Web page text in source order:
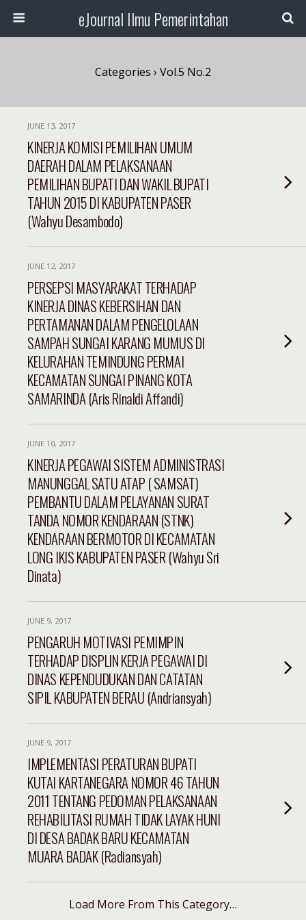
eJournal Ilmu Pemerintahan
Categories › Vol.5 No.2
JUNE 13, 2017
KINERJA KOMISI PEMILIHAN UMUM
DAERAH DALAM PELAKSANAAN
PEMILIHAN BUPATI DAN WAKIL BUPATI
TAHUN 2015 DI KABUPATEN PASER
(Wahyu Desambodo)
JUNE 12, 2017
PERSEPSI MASYARAKAT TERHADAP
KINERJA DINAS KEBERSIHAN DAN
PERTAMANAN DALAM PENGELOLAAN
SAMPAH SUNGAI KARANG MUMUS DI
KELURAHAN TEMINDUNG PERMAI
KECAMATAN SUNGAI PINANG KOTA
SAMARINDA (Aris Rinaldi Affandi)
JUNE 10, 2017
KINERJA PEGAWAI SISTEM ADMINISTRASI
MANUNGGAL SATU ATAP ( SAMSAT)
PEMBANTU DALAM PELAYANAN SURAT
TANDA NOMOR KENDARAAN (STNK)
KENDARAAN BERMOTOR DI KECAMATAN
LONG IKIS KABUPATEN PASER (Wahyu Sri
Dinata)
JUNE 9, 2017
PENGARUH MOTIVASI PEMIMPIN
TERHADAP DISPLIN KERJA PEGAWAI DI
DINAS KEPENDUDUKAN DAN CATATAN
SIPIL KABUPATEN BERAU (Andriansyah)
JUNE 9, 2017
IMPLEMENTASI PERATURAN BUPATI
KUTAI KARTANEGARA NOMOR 46 TAHUN
2011 TENTANG PEDOMAN PELAKSANAAN
REHABILITASI RUMAH TIDAK LAYAK HUNI
DI DESA BADAK BARU KECAMATAN
MUARA BADAK (Radiansyah)
Load More From This Category…